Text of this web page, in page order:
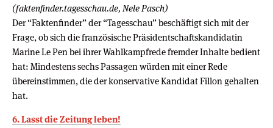
(faktenfinder.tagesschau.de, Nele Pasch)
Der “Faktenfinder” der “Tagesschau” beschäftigt sich mit der
Frage, ob sich die französische Präsidentschaftskandidatin
Marine Le Pen bei ihrer Wahlkampfrede fremder Inhalte bedient
hat: Mindestens sechs Passagen würden mit einer Rede
übereinstimmen, die der konservative Kandidat Fillon gehalten
hat.
6. Lasst die Zeitung leben!